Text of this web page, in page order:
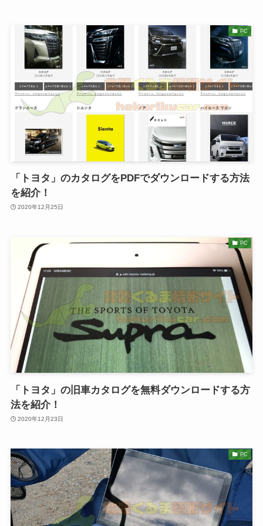
PC
「トヨタ」のカタログをPDFでダウンロードする方法
を紹介！
2020年12月25日
PC
「トヨタ」の旧車カタログを無料ダウンロードする方
法を紹介！
2020年12月23日
PC